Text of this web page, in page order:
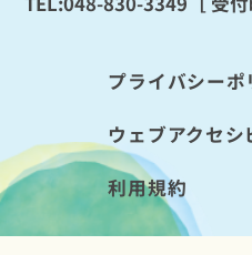
プライバシーポ
ウェブアクセ
利用規約